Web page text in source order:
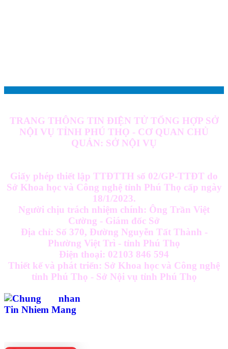
TRANG THÔNG TIN ĐIỆN TỬ TỔNG HỢP SỞ
NỘI VỤ TỈNH PHÚ THỌ - CƠ QUAN CHỦ
QUẢN: SỞ NỘI VỤ
Giấy phép thiết lập TTĐTTH số 02/GP-TTĐT do
Sở Khoa học và Công nghệ tỉnh Phú Thọ cấp ngày
18/1/2023.
Người chịu trách nhiệm chính: Ông Trần Việt
Cường - Giám đốc Sở
Địa chỉ: Số 370, Đường Nguyễn Tất Thành -
Phường Việt Trì - tỉnh Phú Thọ
Điện thoại: 02103 846 594
Thiết kế và phát triển: Sở Khoa học và Công nghệ
tỉnh Phú Thọ - Sở Nội vụ tỉnh Phú Thọ